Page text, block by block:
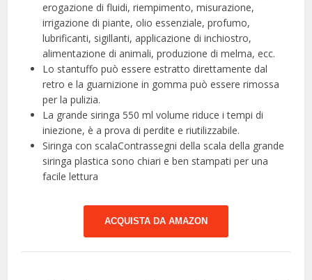
erogazione di fluidi, riempimento, misurazione,
irrigazione di piante, olio essenziale, profumo,
lubrificanti, sigillanti, applicazione di inchiostro,
alimentazione di animali, produzione di melma, ecc.
Lo stantuffo può essere estratto direttamente dal
retro e la guarnizione in gomma può essere rimossa
per la pulizia.
La grande siringa 550 ml volume riduce i tempi di
iniezione, è a prova di perdite e riutilizzabile.
Siringa con scalaContrassegni della scala della grande
siringa ​plastica sono chiari e ben stampati per una
facile lettura
ACQUISTA DA AMAZON